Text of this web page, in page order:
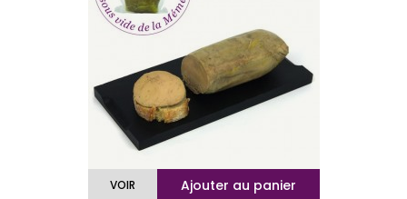
Ajouter au panier
VOIR